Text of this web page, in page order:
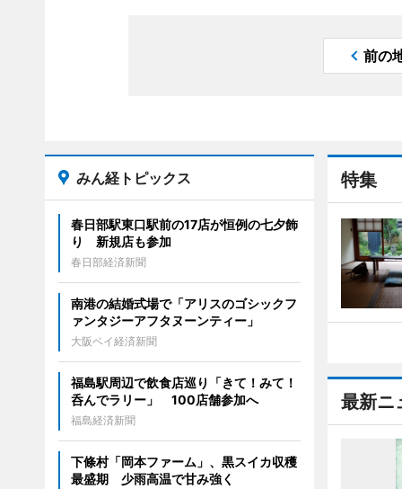
前の
特集
最新ニ
みん経トピックス
春日部駅東口駅前の17店が恒例の七夕飾
り 新規店も参加
春日部経済新聞
南港の結婚式場で「アリスのゴシックフ
ァンタジーアフタヌーンティー」
大阪ベイ経済新聞
福島駅周辺で飲食店巡り「きて！みて！
呑んでラリー」 100店舗参加へ
福島経済新聞
下條村「岡本ファーム」、黒スイカ収穫
最盛期 少雨高温で甘み強く